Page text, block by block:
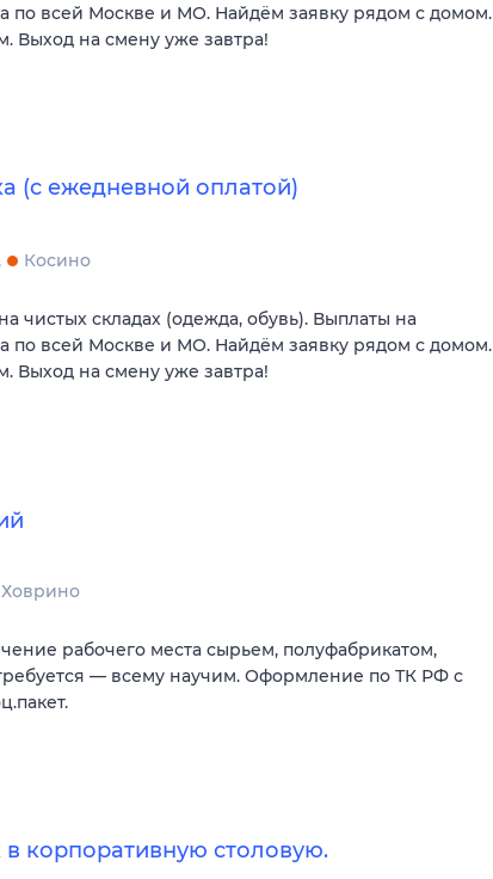
по всей Москве и МО. Найдём заявку рядом с домом.
Выход на смену уже завтра!
(с ежедневной оплатой)
Косино
чистых складах (одежда, обувь). Выплаты на
по всей Москве и МО. Найдём заявку рядом с домом.
Выход на смену уже завтра!
Ховрино
рабочего места сырьем, полуфабрикатом,
— всему научим. Оформление по ТК РФ с
корпоративную столовую.